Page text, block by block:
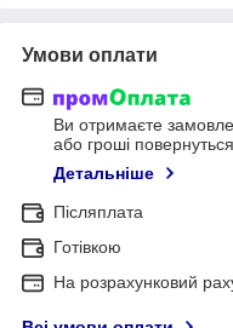
Умови оплати
Ви отримаєте
або гроші
Детальніше
Післяплата
Готівкою
На розрахунковий